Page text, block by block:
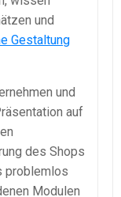
und
Gestaltung
und
auf
des Shops
problemlos
Modulen